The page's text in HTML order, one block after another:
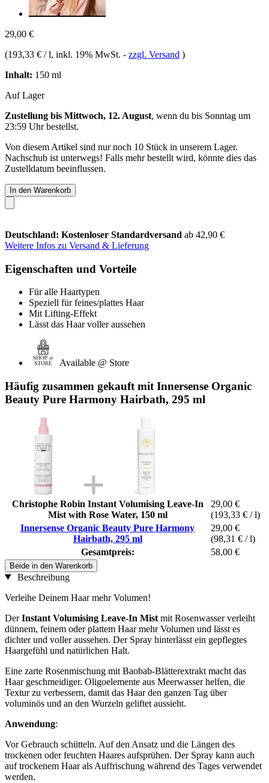
29,00 €
(193,33 € / l, inkl. 19% MwSt. - zzgl. Versand )
Inhalt: 150 ml
Auf Lager
Zustellung bis Mittwoch, 12. August, wenn du bis Sonntag um
23:59 Uhrbestellst.
Von diesem Artikel sind nur noch 10 Stück in unserem Lager.
Nachschub ist unterwegs! Falls mehr bestellt wird, könnte dies das
Zustelldatum beeinflussen.
In den Warenkorb
Deutschland: Kostenloser Standardversand ab 42,90 €
Weitere Infos zu Versand & Lieferung
Eigenschaften und Vorteile
Für alle Haartypen
Speziell für feines/plattes Haar
Mit Lifting-Effekt
Lässt das Haar voller aussehen
Available @ Store
Häufig zusammen gekauft mit Innersense Organic
Beauty Pure Harmony Hairbath, 295 ml
Christophe Robin Instant Volumising Leave-In
Mist with Rose Water, 150 ml
29,00 €
(193,33 € / l)
Innersense Organic Beauty Pure Harmony
Hairbath, 295 ml
29,00 €
(98,31 € / l)
Gesamtpreis:
58,00 €
Beide in den Warenkorb
Beschreibung
Verleihe Deinem Haar mehr Volumen!
DerInstant Volumising Leave-In Mist mit Rosenwasser verleiht
dünnem, feinem oder plattem Haar mehr Volumen und lässt es
dichter und voller aussehen. Der Spray hinterlässt ein gepflegtes
Haargefühl und natürlichen Halt.
Eine zarte Rosenmischung mit Baobab-Blätterextrakt macht das
Haar geschmeidiger. Oligoelemente aus Meerwasser helfen, die
Textur zu verbessern, damit das Haar den ganzen Tag über
voluminös und an den Wurzeln geliftet aussieht.
Anwendung:
Vor Gebrauch schütteln. Auf den Ansatz und die Längen des
trockenen oder feuchten Haares aufsprühen. Der Spray kann auch
auf trockenem Haar als Auffrischung während des Tages verwendet
werden.